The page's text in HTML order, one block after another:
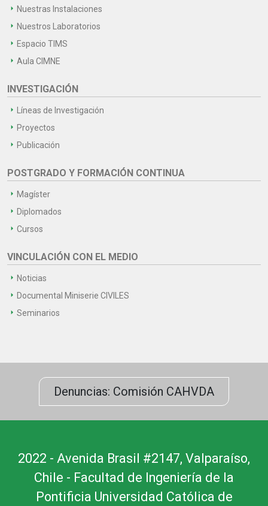
Nuestras Instalaciones
Nuestros Laboratorios
Espacio TIMS
Aula CIMNE
INVESTIGACIÓN
Líneas de Investigación
Proyectos
Publicación
POSTGRADO Y FORMACIÓN CONTINUA
Magíster
Diplomados
Cursos
VINCULACIÓN CON EL MEDIO
Noticias
Documental Miniserie CIVILES
Seminarios
Denuncias: Comisión CAHVDA
2022 - Avenida Brasil #2147, Valparaíso,
Chile - Facultad de Ingeniería de la
Pontificia Universidad Católica de